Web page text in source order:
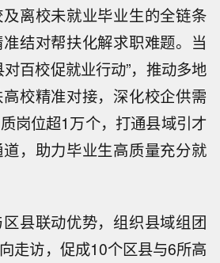
离校未就业毕业生的全链条
结对帮扶化解求职难题。当
百校促就业行动”，推动多地
校精准对接，深化校企供需
岗位超1万个，打通县域引才
，助力毕业生高质量充分就
县联动优势，组织县域组团
走访，促成10个区县与6所高